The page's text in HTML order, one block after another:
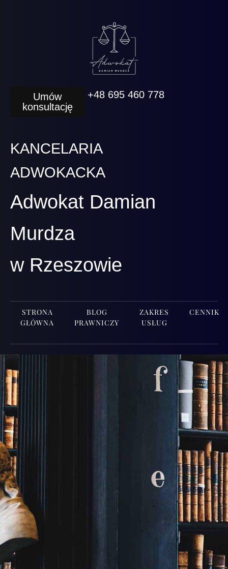
Umów
konsultację
+48 695 460 778
KANCELARIA
ADWOKACKA
Adwokat Damian
Murdza
w Rzeszowie
STRONA
GŁÓWNA
BLOG
PRAWNICZY
ZAKRES
USŁUG
CENNIK